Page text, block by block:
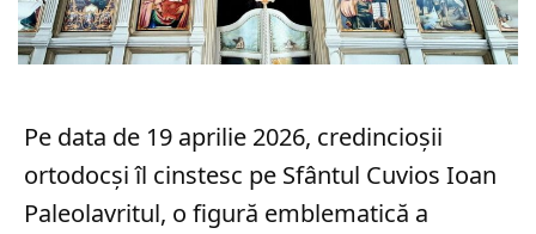
Pe data de 19 aprilie 2026, credincioșii
ortodocși îl cinstesc pe Sfântul Cuvios Ioan
Paleolavritul, o figură emblematică a